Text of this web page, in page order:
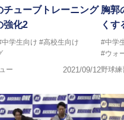
チューブトレーニング
強化2
中学生向け #高校生向け
ー
2021/09/12
胸郭
くす
#中学
#ウォ
野球練